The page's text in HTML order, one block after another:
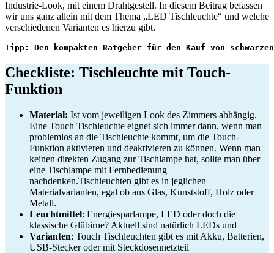
Industrie-Look, mit einem Drahtgestell. In diesem Beitrag befassen
wir uns ganz allein mit dem Thema „LED Tischleuchte“ und welche
verschiedenen Varianten es hierzu gibt.
Tipp: Den kompakten Ratgeber für den Kauf von
Checkliste: Tischleuchte mit Touch-
Funktion
Material: Ist vom jeweiligen Look des Zimmers abhängig.
Eine Touch Tischleuchte eignet sich immer dann, wenn man
problemlos an die Tischleuchte kommt, um die Touch-
Funktion aktivieren und deaktivieren zu können. Wenn man
keinen direkten Zugang zur Tischlampe hat, sollte man über
eine Tischlampe mit Fernbedienung
nachdenken.Tischleuchten gibt es in jeglichen
Materialvarianten, egal ob aus Glas, Kunststoff, Holz oder
Metall.
Leuchtmittel: Energiesparlampe, LED oder doch die
klassische Glübirne? Aktuell sind natürlich LEDs und
Varianten: Touch Tischleuchten gibt es mit Akku, Batterien,
USB-Stecker oder mit Steckdosennetzteil